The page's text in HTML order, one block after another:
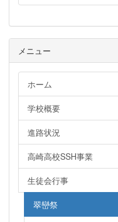
メニュー
ホーム
学校概要
進路状況
高崎高校SSH事業
生徒会行事
翠巒祭